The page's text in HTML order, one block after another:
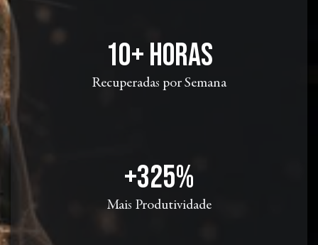
10+ horas
Recuperadas por Semana
+325%
Mais Produtividade